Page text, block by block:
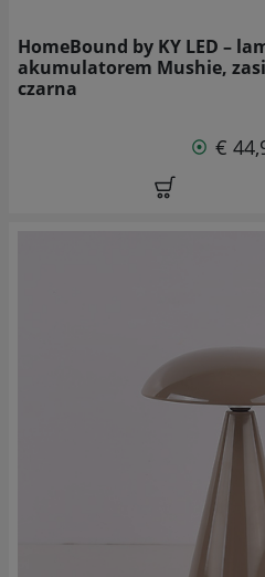
HomeBound by KY LED –
akumulatorem Mushie,
czarna
€